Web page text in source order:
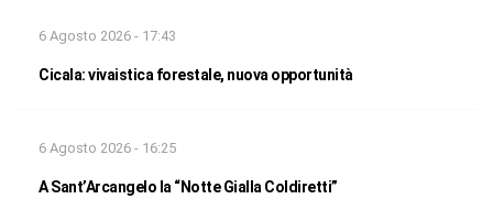
6 Agosto 2026 - 17:43
Cicala: vivaistica forestale, nuova opportunità
6 Agosto 2026 - 16:25
A Sant’Arcangelo la “Notte Gialla Coldiretti”